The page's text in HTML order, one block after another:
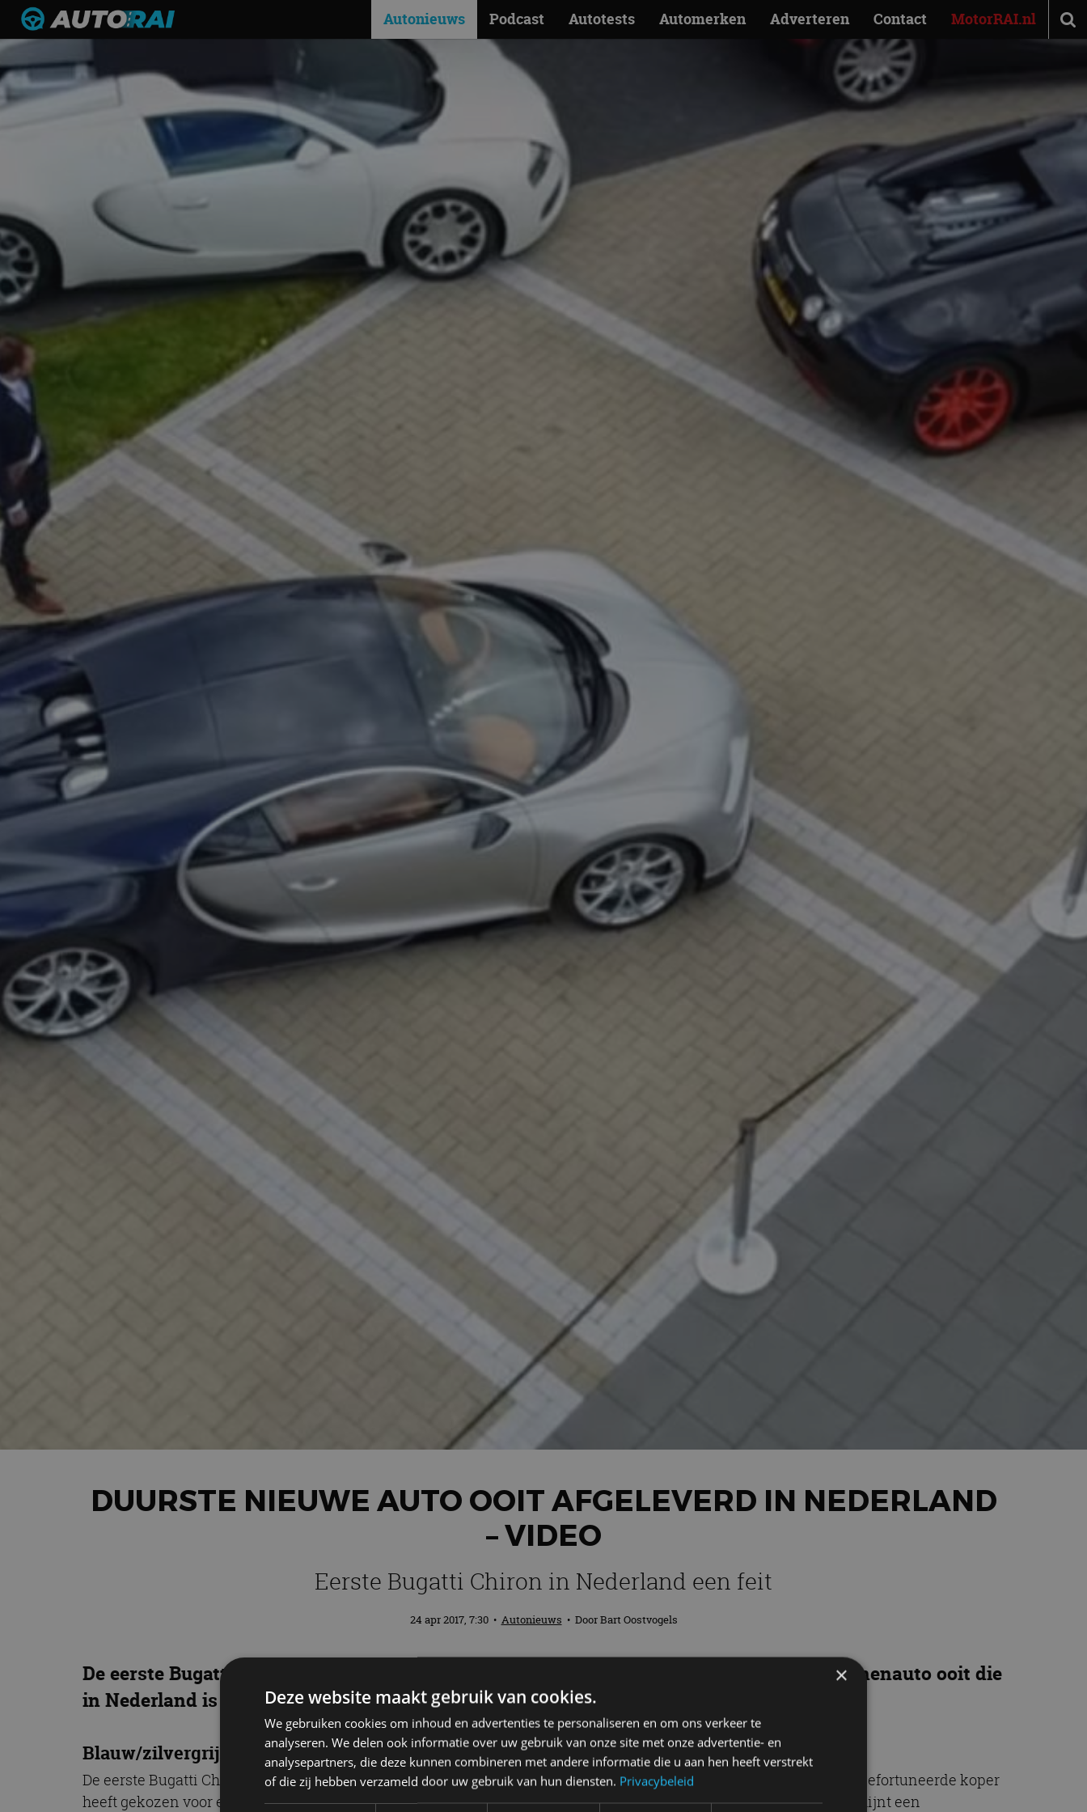
Autonieuws Podcast Autotests Automerken Adverteren Contact MotorRAI.nl
DUURSTE NIEUWE AUTO OOIT AFGELEVERD IN NEDERLAND
– VIDEO
Eerste Bugatti Chiron in Nederland een feit
24 apr 2017, 7:30 • Autonieuws • DoorBart Oostvogels
De eerste Bugatti Chiron in Nederland breekt een record: het is de duurste nieuwe personenauto ooit die
in Nederland is geregistreerd. Onthoud daarom goed het volgende kenteken: NT-595-G.
Blauw/zilvergrijze Bugatti Chiron
De eerste Bugatti Chiron in Nederland is in handen van een bekende Rotterdamse ondernemer in elektronica. De gefortuneerde koper
heeft gekozen voor een blauw/zilvergrijze Bugatti Chiron. Vul het kenteken in op de website van de RDW en verschijnt een
×
Deze website maakt gebruik van cookies.
We gebruiken cookies om inhoud en advertenties te personaliseren en om ons verkeer te
analyseren. We delen ook informatie over uw gebruik van onze site met onze advertentie- en
analysepartners, die deze kunnen combineren met andere informatie die u aan hen heeft verstrekt
of die zij hebben verzameld door uw gebruik van hun diensten. Privacybeleid